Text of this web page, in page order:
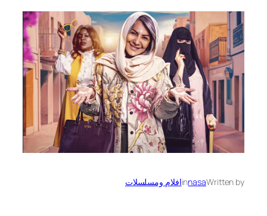
Written by
nasa
inافلام ومسلسلات